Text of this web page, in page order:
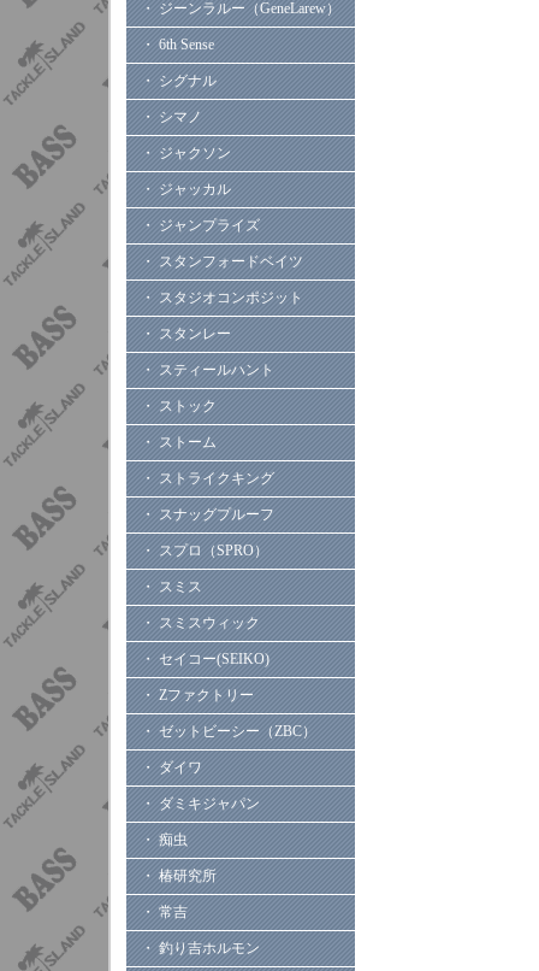
・ ジーンラルー（GeneLarew）
・ 6th Sense
・ シグナル
・ シマノ
・ ジャクソン
・ ジャッカル
・ ジャンプライズ
・ スタンフォードベイツ
・ スタジオコンポジット
・ スタンレー
・ スティールハント
・ ストック
・ ストーム
・ ストライクキング
・ スナッグプルーフ
・ スプロ（SPRO）
・ スミス
・ スミスウィック
・ セイコー(SEIKO)
・ Zファクトリー
・ ゼットビーシー（ZBC）
・ ダイワ
・ ダミキジャパン
・ 痴虫
・ 椿研究所
・ 常吉
・ 釣り吉ホルモン